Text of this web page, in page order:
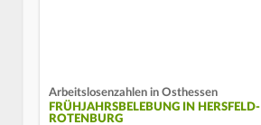
Arbeitslosenzahlen in Osthessen
FRÜHJAHRSBELEBUNG IN HERSFELD-
ROTENBURG